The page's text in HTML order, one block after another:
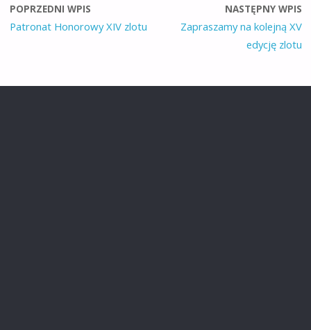
POPRZEDNI WPIS
Patronat Honorowy XIV zlotu
NASTĘPNY WPIS
Zapraszamy na kolejną XV
edycję zlotu